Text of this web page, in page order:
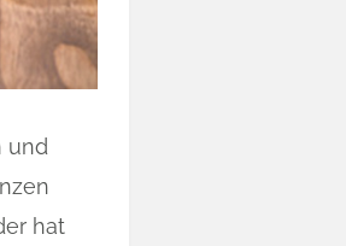
und
hat